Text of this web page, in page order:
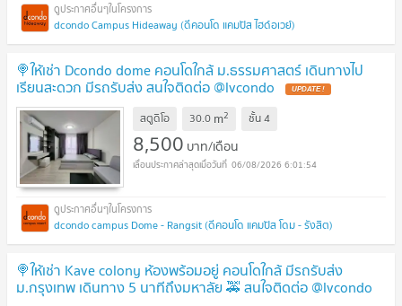
dcondo Campus Hideaway (ดีคอนโด แคมปัส ไฮด์อเวย์)
🍭ให้เช่า Dcondo dome คอนโดใกล้ ม.ธรรมศาสตร์ เดินทางไป
เรียนสะดวก มีรถรับส่ง สนใจติดต่อ @lvcondo
สตูดิโอ 30.0 m2 ชั้น4
8,500 บาท/เดือน
06/08/2026 6:01:54
dcondo campus Dome - Rangsit (ดีคอนโด แคมปัส โดม - รังสิต)
🍭ให้เช่า Kave colony ห้องพร้อมอยู่ คอนโดใกล้ มีรถรับส่ง
ม.กรุงเทพ เดินทาง 5 นาทีถึงมหาลัย 🚕 สนใจติดต่อ @lvcondo